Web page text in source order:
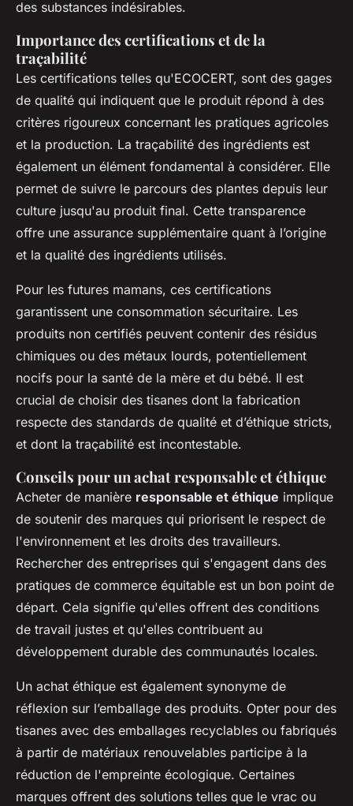
des substances indésirables.
Importance des certifications et de la
traçabilité
Les certifications telles qu'ECOCERT, sont des gages
de qualité qui indiquent que le produit répond à des
critères rigoureux concernant les pratiques agricoles
et la production. La traçabilité des ingrédients est
également un élément fondamental à considérer. Elle
permet de suivre le parcours des plantes depuis leur
culture jusqu'au produit final. Cette transparence
offre une assurance supplémentaire quant à l’origine
et la qualité des ingrédients utilisés.
Pour les futures mamans, ces certifications
garantissent une consommation sécuritaire. Les
produits non certifiés peuvent contenir des résidus
chimiques ou des métaux lourds, potentiellement
nocifs pour la santé de la mère et du bébé. Il est
crucial de choisir des tisanes dont la fabrication
respecte des standards de qualité et d’éthique stricts,
et dont la traçabilité est incontestable.
Conseils pour un achat responsable et éthique
Acheter de manière responsable et éthique implique
de soutenir des marques qui priorisent le respect de
l'environnement et les droits des travailleurs.
Rechercher des entreprises qui s'engagent dans des
pratiques de commerce équitable est un bon point de
départ. Cela signifie qu'elles offrent des conditions
de travail justes et qu'elles contribuent au
développement durable des communautés locales.
Un achat éthique est également synonyme de
réflexion sur l’emballage des produits. Opter pour des
tisanes avec des emballages recyclables ou fabriqués
à partir de matériaux renouvelables participe à la
réduction de l'empreinte écologique. Certaines
marques offrent des solutions telles que le vrac ou